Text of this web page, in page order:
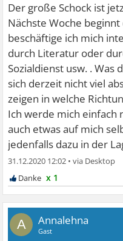
Der große Schock ist
Nächste Woche
beschäftige ich mich
durch Literatur oder
Sozialdienst usw. . Was
sich derzeit nicht viel
zeigen in welche
Ich werde mich einfach
auch etwas auf mich
jedenfalls dazu in der
31.12.2020 12:02 •
x 1
A Annalehna
Gast